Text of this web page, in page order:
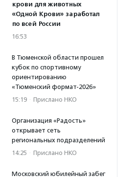
крови для животных
«Одной Крови» заработал
по всей России
16:53
В Тюменской области прошел
кубок по спортивному
ориентированию
«Тюменский формат-2026»
15:19 · Прислано НКО
Организация «Радость»
открывает сеть
региональных подразделений
14:25 · Прислано НКО
Московский юбилейный забег